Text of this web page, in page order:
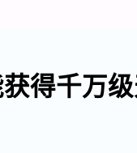
得千万